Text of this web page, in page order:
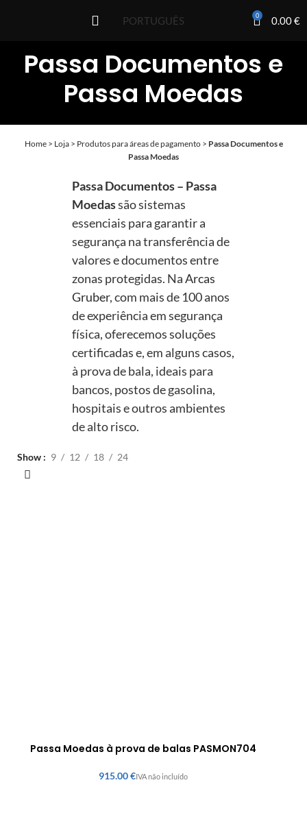
PORTUGUÊS 0 0.00€
Passa Documentos e
Passa Moedas
Home> Loja> Produtos para áreas de pagamento> Passa Documentos e
Passa Moedas
Passa Documentos – Passa
Moedassão sistemas
essenciais para garantir a
segurança na transferência de
valores e documentos entre
zonas protegidas. NaArcas
Gruber, com mais de 100 anos
de experiência em segurança
física, oferecemos soluções
certificadas e, em alguns casos,
à prova de bala, ideais para
bancos, postos de gasolina,
hospitais e outros ambientes
de alto risco.
Show 9 12 18 24
Passa Moedas à prova de balas PASMON704
€